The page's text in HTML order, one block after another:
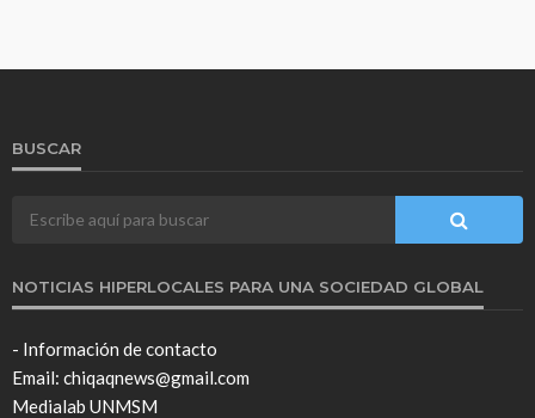
BUSCAR
NOTICIAS HIPERLOCALES PARA UNA SOCIEDAD GLOBAL
- Información de contacto
Email: chiqaqnews@gmail.com
Medialab UNMSM